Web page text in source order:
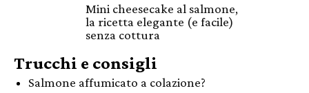
Mini cheesecake al salmone,
la ricetta elegante (e facile)
senza cottura
Trucchi e consigli
Salmone affumicato a colazione?